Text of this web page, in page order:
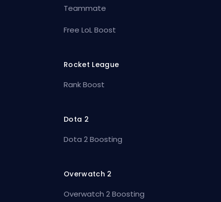
Teammate
Free LoL Boost
Rocket League
Rank Boost
Dota 2
Dota 2 Boosting
Overwatch 2
Overwatch 2 Boosting